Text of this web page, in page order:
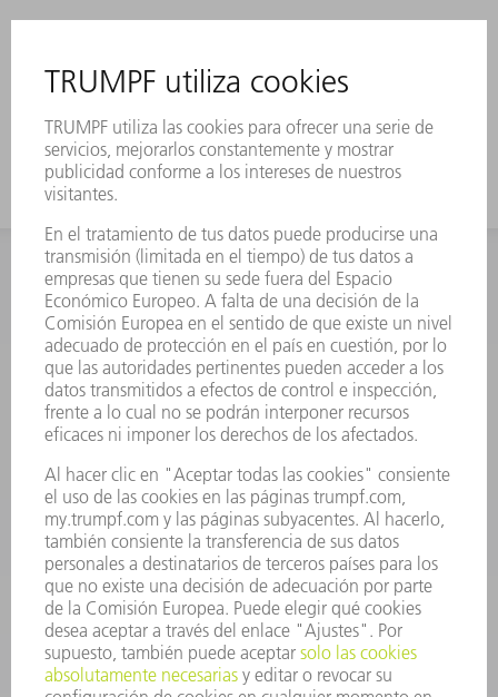
INFORMACIÓN
Preguntas más frecuentes
Condiciones generales de venta
CONTACTO
Departamento de Repuestos
+34 91 657 36 70
Viernes de 8h – 17h
repuestos@es.trumpf.com
CONTACTO
Departamento de Utillaje
+34 91 657 36 69
Lunes a Jueves de 8h – 18h
Viernes de 8h – 17h
utillaje@trumpf.com